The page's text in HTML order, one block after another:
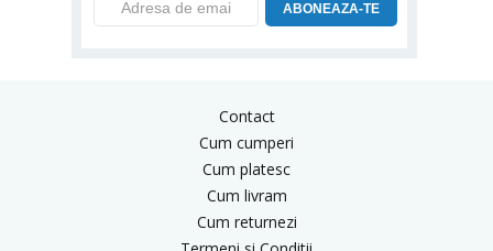
ABONEAZA-TE
Contact
Cum cumperi
Cum platesc
Cum livram
Cum returnezi